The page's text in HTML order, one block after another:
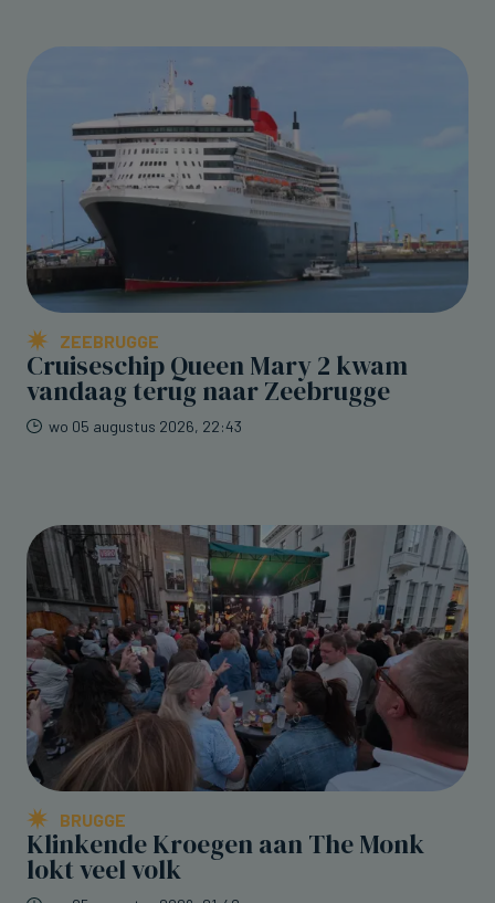
ZEEBRUGGE
Cruiseschip Queen Mary 2 kwam
vandaag terug naar Zeebrugge
wo 05 augustus 2026, 22:43
BRUGGE
Klinkende Kroegen aan The Monk
lokt veel volk